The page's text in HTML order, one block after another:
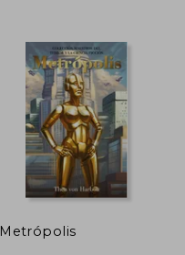
40%
Metrópolis